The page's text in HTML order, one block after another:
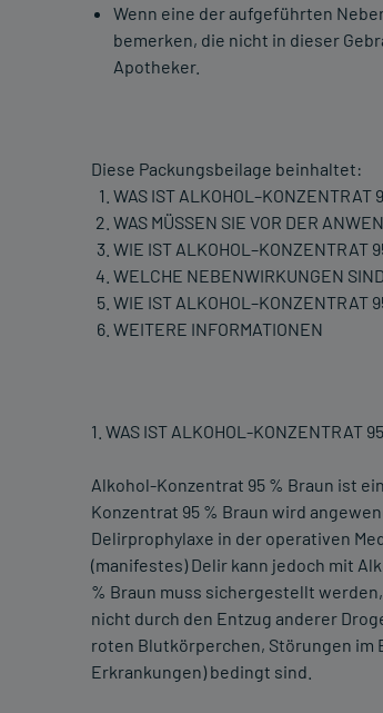
Wenn eine der aufgeführten
bemerken, die nicht in dieser
Apotheker.
Diese Packungsbeilage beinhaltet:
WAS IST ALKOHOL–KONZENTRAT
WAS MÜSSEN SIE VOR DER
WIE IST ALKOHOL–KONZENTRAT
WELCHE NEBENWIRKUNGEN
WIE IST ALKOHOL–KONZENTRAT
WEITERE INFORMATIONEN
1. WAS IST ALKOHOL-KONZENTRAT
Alkohol-Konzentrat 95 % Braun ist
Konzentrat 95 % Braun wird
Delirprophylaxe in der operativen
(manifestes) Delir kann jedoch mit
% Braun muss sichergestellt
nicht durch den Entzug anderer
roten Blutkörperchen, Störungen im
Erkrankungen) bedingt sind.